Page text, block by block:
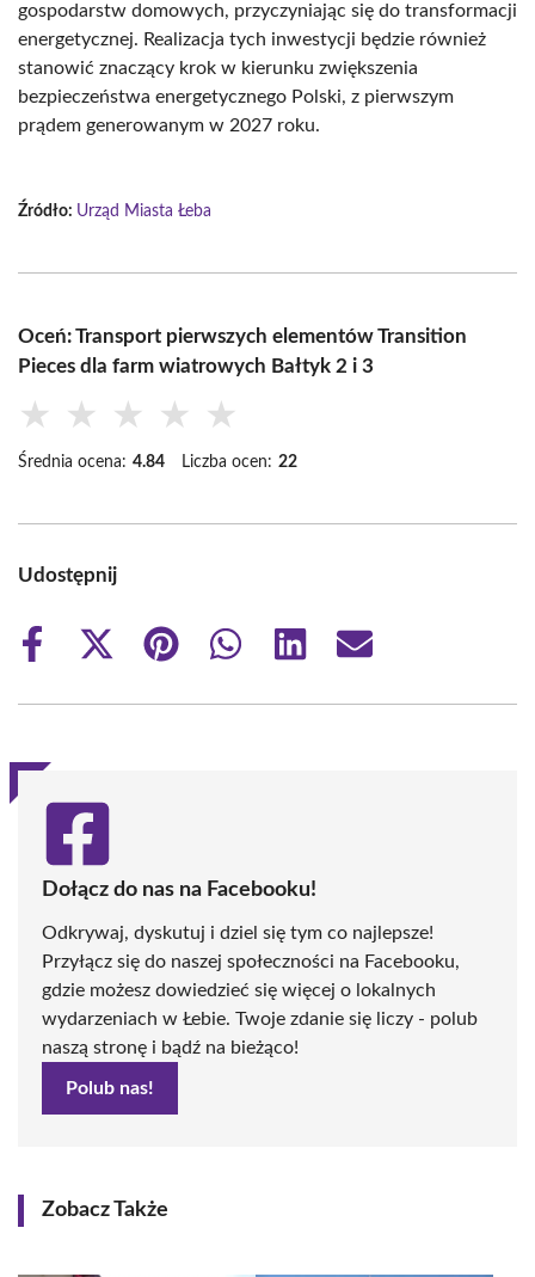
gospodarstw domowych, przyczyniając się do transformacji
energetycznej. Realizacja tych inwestycji będzie również
stanowić znaczący krok w kierunku zwiększenia
bezpieczeństwa energetycznego Polski, z pierwszym
prądem generowanym w 2027 roku.
Źródło: Urząd Miasta Łeba
Oceń: Transport pierwszych elementów Transition
Pieces dla farm wiatrowych Bałtyk 2 i 3
★ ★ ★ ★ ★
Średnia ocena: 4.84 Liczba ocen: 22
Udostępnij
Share
Share
(Twitter)
Share
Share
Share
Share
Dołącz do nas na Facebooku!
Odkrywaj, dyskutuj i dziel się tym co najlepsze!
Przyłącz się do naszej społeczności na Facebooku,
gdzie możesz dowiedzieć się więcej o lokalnych
wydarzeniach w Łebie. Twoje zdanie się liczy - polub
naszą stronę i bądź na bieżąco!
Polub nas!
Zobacz Także